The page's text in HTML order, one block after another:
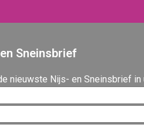
Sneinsbrief
nieuwste Nijs- en Sneinsbrief in